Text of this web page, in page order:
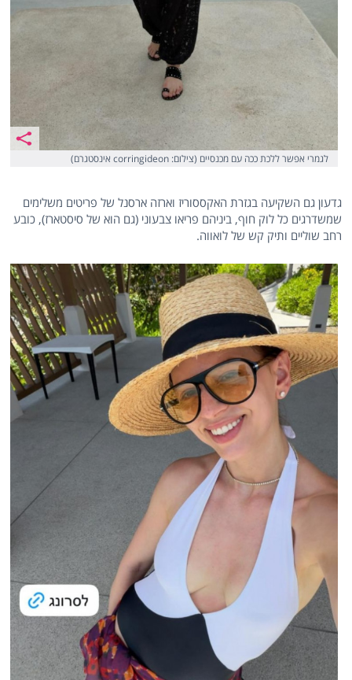
לגמרי אפשר ללכת ככה עם מכנסיים (צילום: corringideon אינסטגרם)
גדעון גם השקיעה בגזרת האקססוריז וארזה ארסנל של פריטים משלימים
שמשדרגים כל לוק חוף, ביניהם פריאו צבעוני (גם הוא של סיסטארז), כובע
רחב שוליים ותיק קש של לואווה.